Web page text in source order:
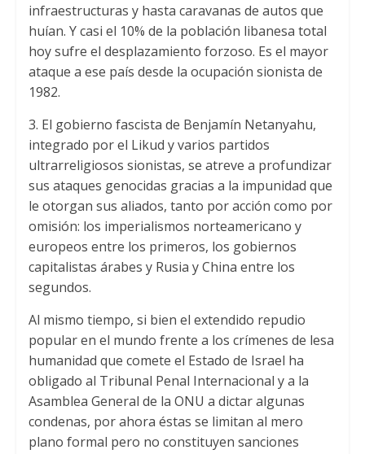
infraestructuras y hasta caravanas de autos que
huían. Y casi el 10% de la población libanesa total
hoy sufre el desplazamiento forzoso. Es el mayor
ataque a ese país desde la ocupación sionista de
1982.
3. El gobierno fascista de Benjamín Netanyahu,
integrado por el Likud y varios partidos
ultrarreligiosos sionistas, se atreve a profundizar
sus ataques genocidas gracias a la impunidad que
le otorgan sus aliados, tanto por acción como por
omisión: los imperialismos norteamericano y
europeos entre los primeros, los gobiernos
capitalistas árabes y Rusia y China entre los
segundos.
Al mismo tiempo, si bien el extendido repudio
popular en el mundo frente a los crímenes de lesa
humanidad que comete el Estado de Israel ha
obligado al Tribunal Penal Internacional y a la
Asamblea General de la ONU a dictar algunas
condenas, por ahora éstas se limitan al mero
plano formal pero no constituyen sanciones